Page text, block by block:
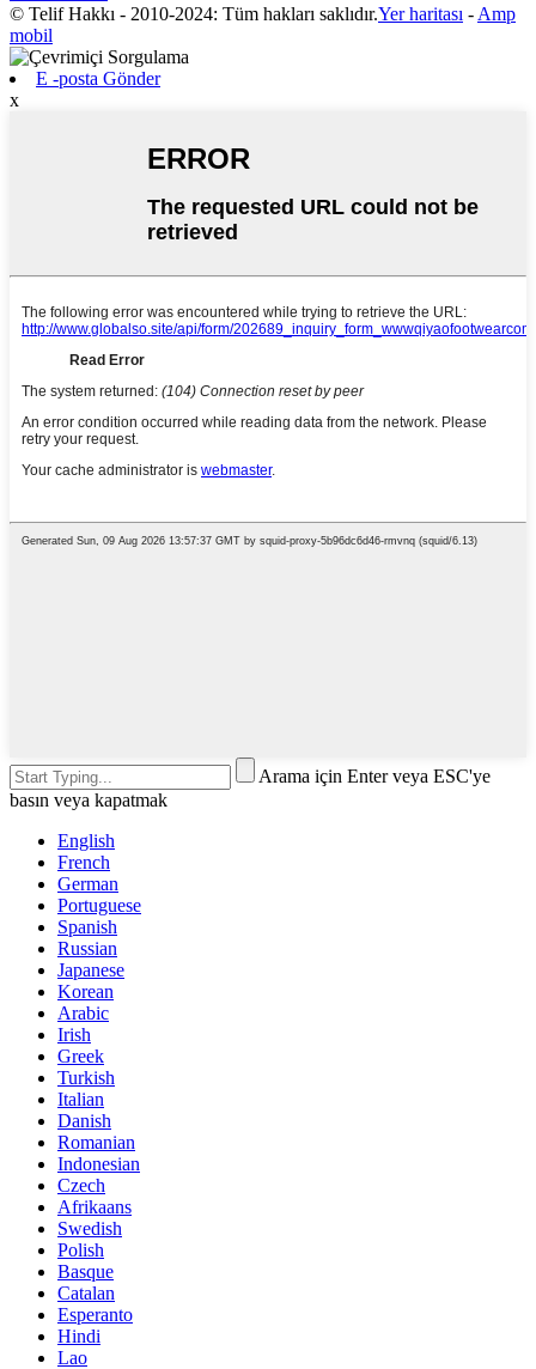
© Telif Hakkı - 2010-2024: Tüm hakları saklıdır.Yer haritası -Amp
mobil
E -posta Gönder
x
Arama için Enter veya ESC'ye
basın veya kapatmak
English
French
German
Portuguese
Spanish
Russian
Japanese
Korean
Arabic
Irish
Greek
Turkish
Italian
Danish
Romanian
Indonesian
Czech
Afrikaans
Swedish
Polish
Basque
Catalan
Esperanto
Hindi
Lao